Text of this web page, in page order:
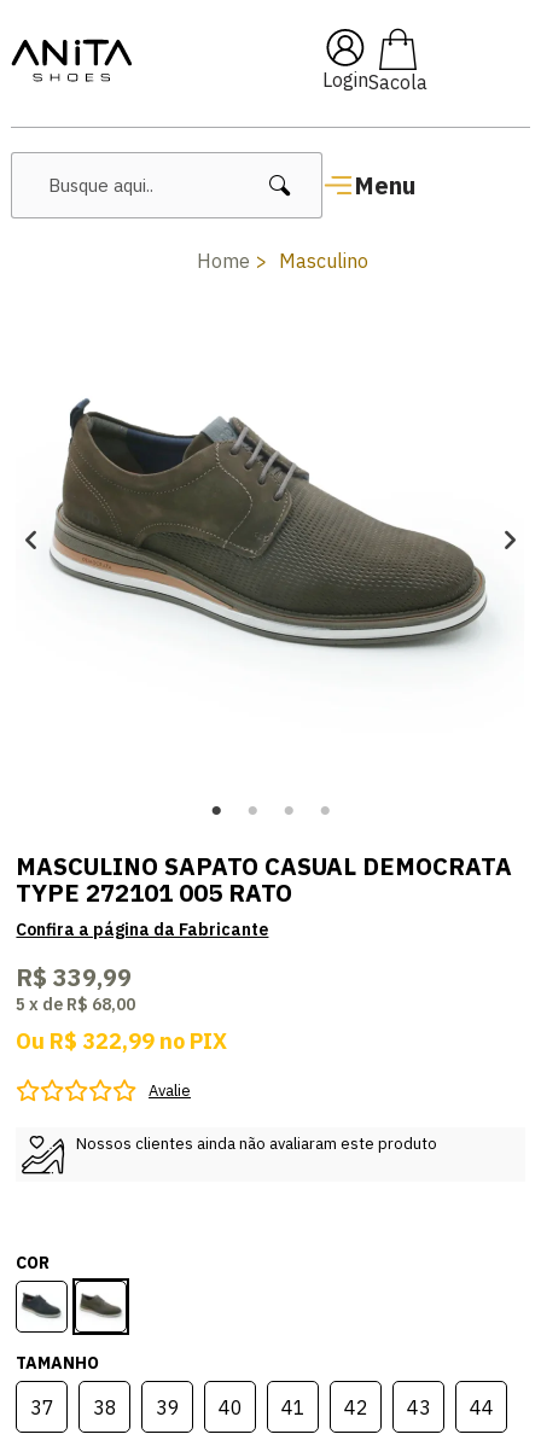
Login
Menu
🔥 Lançamentos Femininos
Home Masculino
MASCULINO SAPATO CASUAL DEMOCRATA
TYPE 272101 005 RATO
R$ 339,99
5 x de R$ 68,00
Ou R$ 322,99 no PIX
Avalie
Nossos clientes ainda não avaliaram este produto
COR
TAMANHO
37 38 39 40 41 42 43 44